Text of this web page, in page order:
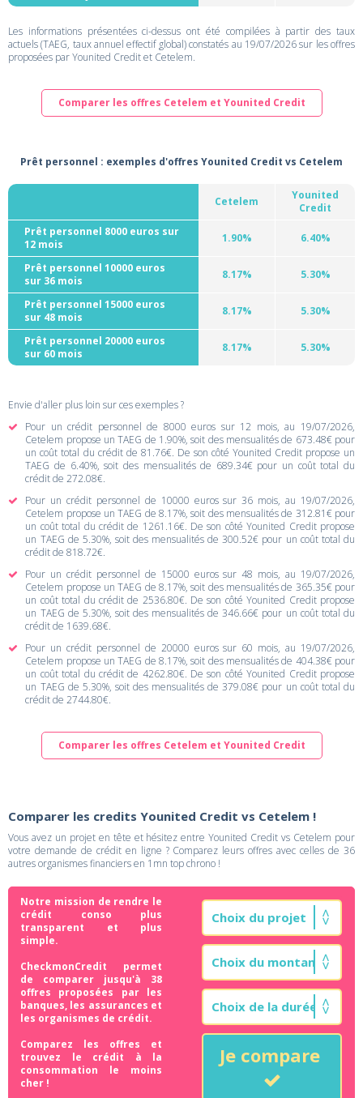
Les informations présentées ci-dessus ont été compilées à partir des taux
actuels (TAEG, taux annuel effectif global) constatés au 19/07/2026 sur les offres
proposées par Younited Credit et Cetelem.
Comparer les offres Cetelem et Younited Credit
Prêt personnel : exemples d'offres Younited Credit vs Cetelem
Cetelem
Younited
Credit
Prêt personnel 8000 euros sur
12 mois
1.90% 6.40%
Prêt personnel 10000 euros
sur 36 mois
8.17% 5.30%
Prêt personnel 15000 euros
sur 48 mois
8.17% 5.30%
Prêt personnel 20000 euros
sur 60 mois
8.17% 5.30%
Envie d'aller plus loin sur ces exemples ?
Pour un crédit personnel de 8000 euros sur 12 mois, au 19/07/2026,
Cetelem propose un TAEG de 1.90%, soit des mensualités de 673.48€ pour
un coût total du crédit de 81.76€. De son côté Younited Credit propose un
TAEG de 6.40%, soit des mensualités de 689.34€ pour un coût total du
crédit de 272.08€.
Pour un crédit personnel de 10000 euros sur 36 mois, au 19/07/2026,
Cetelem propose un TAEG de 8.17%, soit des mensualités de 312.81€ pour
un coût total du crédit de 1261.16€. De son côté Younited Credit propose
un TAEG de 5.30%, soit des mensualités de 300.52€ pour un coût total du
crédit de 818.72€.
Pour un crédit personnel de 15000 euros sur 48 mois, au 19/07/2026,
Cetelem propose un TAEG de 8.17%, soit des mensualités de 365.35€ pour
un coût total du crédit de 2536.80€. De son côté Younited Credit propose
un TAEG de 5.30%, soit des mensualités de 346.66€ pour un coût total du
crédit de 1639.68€.
Pour un crédit personnel de 20000 euros sur 60 mois, au 19/07/2026,
Cetelem propose un TAEG de 8.17%, soit des mensualités de 404.38€ pour
un coût total du crédit de 4262.80€. De son côté Younited Credit propose
un TAEG de 5.30%, soit des mensualités de 379.08€ pour un coût total du
crédit de 2744.80€.
Comparer les offres Cetelem et Younited Credit
Comparer les credits Younited Credit vs Cetelem !
Vous avez un projet en tête et hésitez entre Younited Credit vs Cetelem pour
votre demande de crédit en ligne ? Comparez leurs offres avec celles de 36
autres organismes financiers en 1mn top chrono !
Notre mission de rendre le
crédit conso plus
transparent et plus
simple.
CheckmonCredit permet
de comparer jusqu'à 38
offres proposées par les
banques, les assurances et
les organismes de crédit.
Comparez les offres et
trouvez le crédit à la
consommation le moins
cher !
Je compare